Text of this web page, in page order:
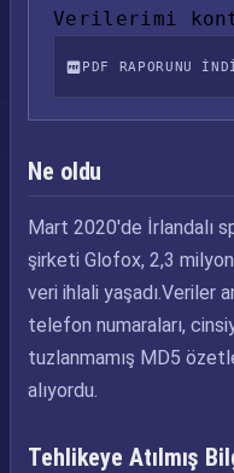
Verilerimi
PDF RAPORUNU
Ne oldu
Mart 2020'de İrlandalı
şirketi Glofox, 2,3 milyon
veri ihlali yaşadı.Veriler
telefon numaraları,
tuzlanmamış MD5
alıyordu.
Tehlikeye Atılmış